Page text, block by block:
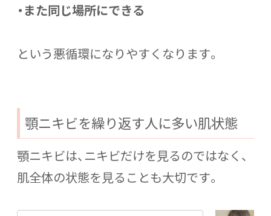
・また同じ場所にできる
という悪循環になりやすくなります。
顎ニキビを繰り返す人に多い肌状態
顎ニキビは、ニキビだけを見るのではなく、
肌全体の状態を見ることも大切です。